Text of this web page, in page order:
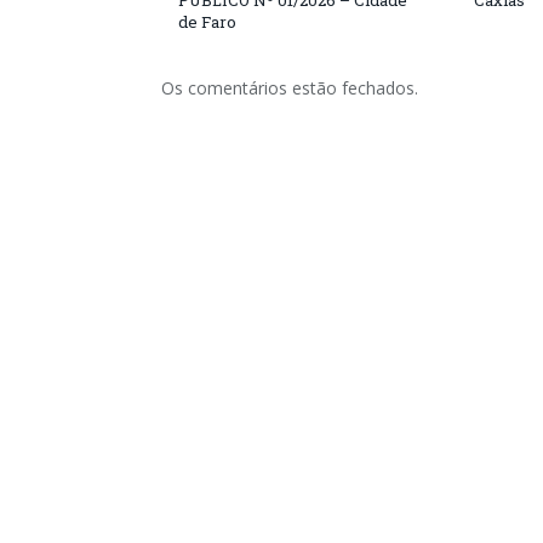
de Faro
Os comentários estão fechados.